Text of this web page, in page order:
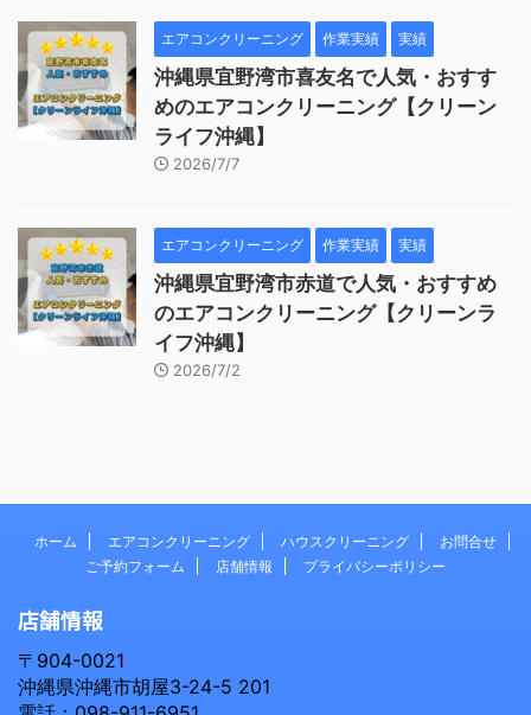
エアコンクリーニング 作業実績 実績
沖縄県宜野湾市喜友名で人気・おすす
めのエアコンクリーニング【クリーン
ライフ沖縄】
2026/7/7
エアコンクリーニング 作業実績 実績
沖縄県宜野湾市赤道で人気・おすすめ
のエアコンクリーニング【クリーンラ
イフ沖縄】
2026/7/2
ホーム エアコンクリーニング ハウスクリーニング
お問合せ
ご予約フォーム
店舗情報 プライバシーポリシー
店舗情報
〒904-0021
沖縄県沖縄市胡屋3-24-5 201